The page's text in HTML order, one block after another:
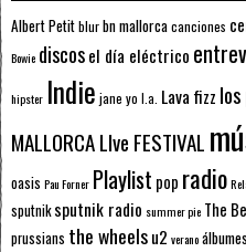
Albert Petitblurbn mallorcacanciones
Bowie discosel día eléctrico
hipster Indie jane yo l.a. Lava fizz
MALLORCA LIve FESTIVAL
oasis Pau Forner Playlist pop radio
sputnik sputnik radio summer pie The
prussians the wheelsu2 veranoálbumes